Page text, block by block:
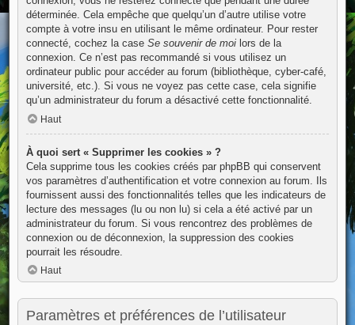
déterminée. Cela empêche que quelqu’un d’autre utilise votre
compte à votre insu en utilisant le même ordinateur. Pour rester
connecté, cochez la case Se souvenir de moilors de la
connexion. Ce n’est pas recommandé si vous utilisez un
ordinateur public pour accéder au forum (bibliothèque, cyber-café,
université, etc.). Si vous ne voyez pas cette case, cela signifie
qu’un administrateur du forum a désactivé cette fonctionnalité.
Haut
À quoi sert « Supprimer les cookies » ?
Cela supprime tous les cookies créés par phpBB qui conservent
vos paramètres d’authentification et votre connexion au forum. Ils
fournissent aussi des fonctionnalités telles que les indicateurs de
lecture des messages (lu ou non lu) si cela a été activé par un
administrateur du forum. Si vous rencontrez des problèmes de
connexion ou de déconnexion, la suppression des cookies
pourrait les résoudre.
Haut
Paramètres et préférences de l’utilisateur